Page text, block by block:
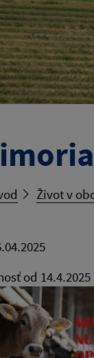
Život v
od 14.4.2025